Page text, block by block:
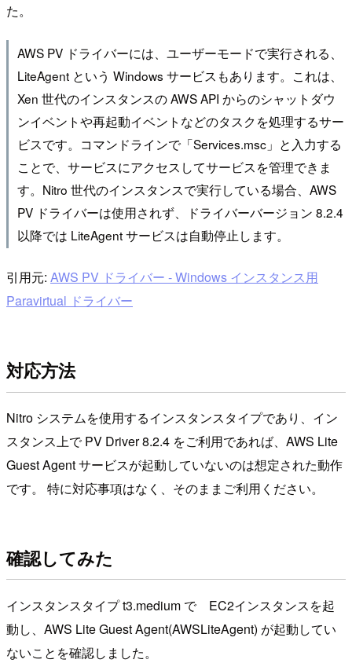
た。
AWS PV ドライバーには、ユーザーモードで実行される、
LiteAgent という Windows サービスもあります。これは、
Xen 世代のインスタンスの AWS API からのシャットダウ
ンイベントや再起動イベントなどのタスクを処理するサー
ビスです。コマンドラインで「Services.msc」と入力する
ことで、サービスにアクセスしてサービスを管理できま
す。Nitro 世代のインスタンスで実行している場合、AWS
PV ドライバーは使用されず、ドライバーバージョン 8.2.4
以降では LiteAgent サービスは自動停止します。
引用元: AWS PV ドライバー - Windows インスタンス用
Paravirtual ドライバー
対応方法
Nitro システムを使用するインスタンスタイプであり、イン
スタンス上で PV Driver 8.2.4 をご利用であれば、AWS Lite
Guest Agent サービスが起動していないのは想定された動作
です。 特に対応事項はなく、そのままご利用ください。
確認してみた
インスタンスタイプ t3.medium で EC2インスタンスを起
動し、AWS Lite Guest Agent(AWSLiteAgent) が起動してい
ないことを確認しました。